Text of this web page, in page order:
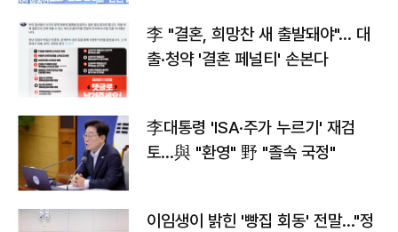
李 "결혼, 희망찬 새 출발돼야"… 대
출·청약 '결혼 페널티' 손본다
李대통령 'ISA·주가 누르기' 재검
토…與 "환영" 野 "졸속 국정"
이임생이 밝힌 '빵집 회동' 전말…"정